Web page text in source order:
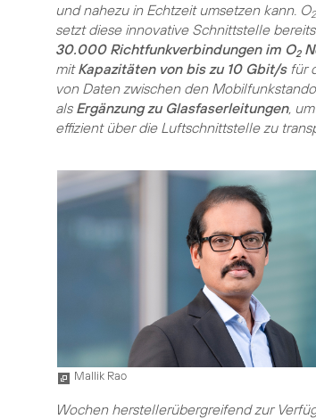
und nahezu in Echtzeit umsetzen kann. O2
setzt diese innovative Schnittstelle
30.000 Richtfunkverbindungen im O2
mitKapazitäten von bis zu 10 Gbit/sfür
von Daten zwischen den
als Ergänzung zu Glasfaserleitungen,
effizient über die Luftschnittstelle zu
Mallik Rao
Wochen herstellerübergreifend zur